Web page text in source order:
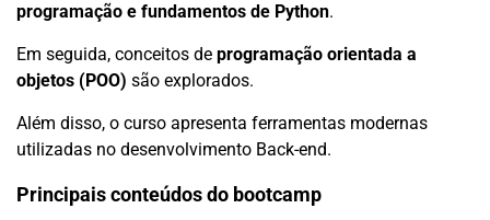
programação e fundamentos de Python.
Em seguida, conceitos de programação orientada a
objetos (POO) são explorados.
Além disso, o curso apresenta ferramentas modernas
utilizadas no desenvolvimento Back-end.
Principais conteúdos do bootcamp